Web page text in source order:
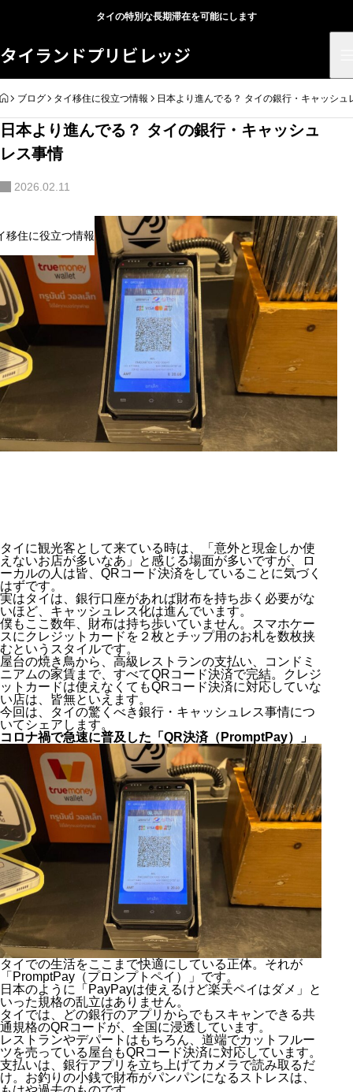
タイの特別な長期滞在を可能にします
タイランドプリビレッジ
HOME
ブログ タイ移住に役立つ情報 日本より進んでる？ タイの銀行・キャッシュ
日本より進んでる？ タイの銀行・キャッシュ
レス事情
2026.02.11
移住に役立つ情報
タイに観光客として来ている時は、「意外と現金しか使
えないお店が多いなあ」と感じる場面が多いですが、ロ
ーカルの人は皆、QRコード決済をしていることに気づく
はずです。
実はタイは、銀行口座があれば財布を持ち歩く必要がな
いほど、キャッシュレス化は進んでいます。
僕もここ数年、財布は持ち歩いていません。スマホケー
スにクレジットカードを２枚とチップ用のお札を数枚挟
むというスタイルです。
屋台の焼き鳥から、高級レストランの支払い、コンドミ
ニアムの家賃まで、すべてQRコード決済で完結。クレジ
ットカードは使えなくてもQRコード決済に対応していな
い店は、皆無といえます。
今回は、タイの驚くべき銀行・キャッシュレス事情につ
いてシェアします。
コロナ禍で急速に普及した「QR決済（PromptPay）」
タイでの生活をここまで快適にしている正体。それが
「PromptPay（プロンプトペイ）」です。
日本のように「PayPayは使えるけど楽天ペイはダメ」と
いった規格の乱立はありません。
タイでは、どの銀行のアプリからでもスキャンできる共
通規格のQRコードが、全国に浸透しています。
レストランやデパートはもちろん、道端でカットフルー
ツを売っている屋台もQRコード決済に対応しています。
支払いは、銀行アプリを立ち上げてカメラで読み取るだ
け。お釣りの小銭で財布がパンパンになるストレスは、